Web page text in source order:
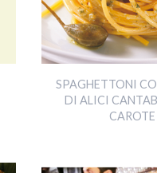
SPAGHETTONI
DI ALICI
CAROTE